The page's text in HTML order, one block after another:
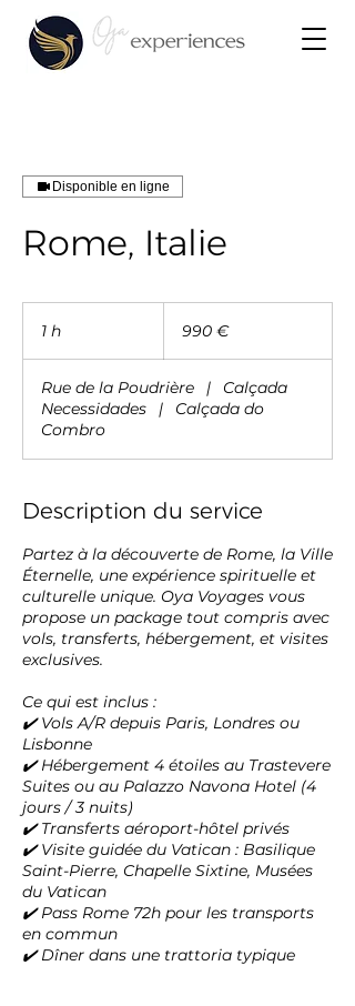
Disponible en ligne
Rome, Italie
1 h 990 €
Rue de la Poudrière |
Calçada
Necessidades
|
Calçada do
Combro
Description du service
Partez à la découverte de Rome, la Ville
Éternelle, une expérience spirituelle et
culturelle unique. Oya Voyages vous
propose un package tout compris avec
vols, transferts, hébergement, et visites
exclusives.
Ce qui est inclus :
✔️ Vols A/R depuis Paris, Londres ou
Lisbonne
✔️ Hébergement 4 étoiles au Trastevere
Suites ou au Palazzo Navona Hotel (4
jours / 3 nuits)
✔️ Transferts aéroport-hôtel privés
✔️ Visite guidée du Vatican : Basilique
Saint-Pierre, Chapelle Sixtine, Musées
du Vatican
✔️ Pass Rome 72h pour les transports
en commun
✔️ Dîner dans une trattoria typique